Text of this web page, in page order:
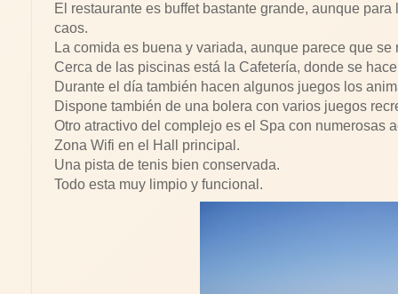
El restaurante es buffet bastante grande, aunque
caos.
La comida es buena y variada, aunque parece que se
Cerca de las piscinas está la Cafetería, donde se
Durante el día también hacen algunos juegos los
Dispone también de una bolera con varios juegos
Otro atractivo del complejo es el Spa con numerosas
Zona Wifi en el Hall principal.
Una pista de tenis bien conservada.
Todo esta muy limpio y funcional.